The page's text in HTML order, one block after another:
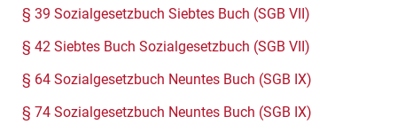
§ 39 Sozialgesetzbuch Siebtes Buch (SGB VII)
§ 42 Siebtes Buch Sozialgesetzbuch (SGB VII)
§ 64 Sozialgesetzbuch Neuntes Buch (SGB IX)
§ 74 Sozialgesetzbuch Neuntes Buch (SGB IX)